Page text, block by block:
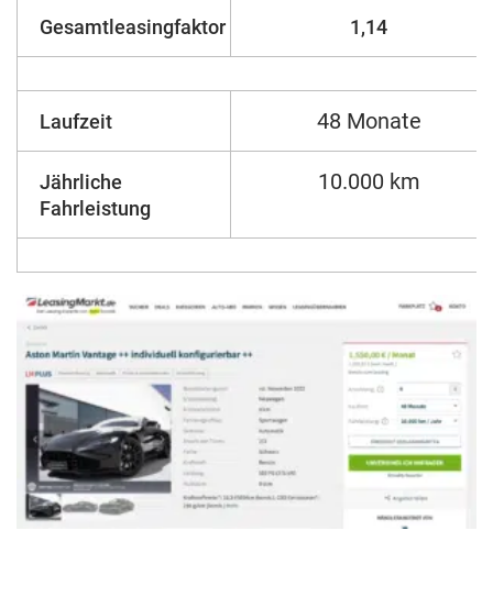
Gesamtleasingfaktor 1,14
Laufzeit 48 Monate
Jährliche
Fahrleistung
10.000 km